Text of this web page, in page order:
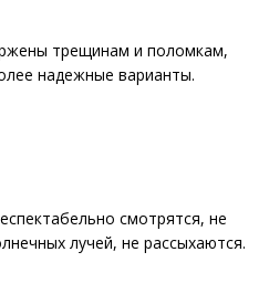
трещинам и поломкам,
надежные варианты.
смотрятся, не
лучей, не рассыхаются.